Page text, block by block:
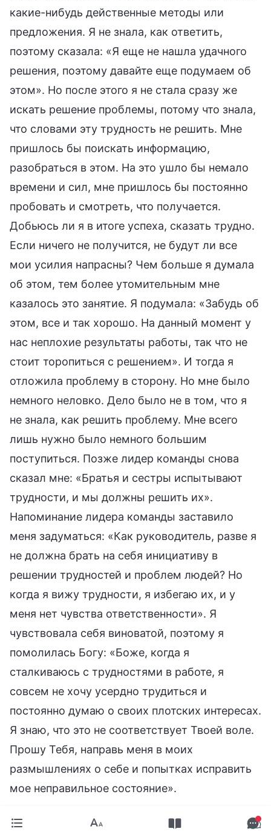
какие-нибудь действенные методы или
предложения. Я не знала, как ответить,
поэтому сказала: «Я еще не нашла удачного
решения, поэтому давайте еще подумаем об
этом». Но после этого я не стала сразу же
искать решение проблемы, потому что знала,
что словами эту трудность не решить. Мне
пришлось бы поискать информацию,
разобраться в этом. На это ушло бы немало
времени и сил, мне пришлось бы постоянно
пробовать и смотреть, что получается.
Добьюсь ли я в итоге успеха, сказать трудно.
Если ничего не получится, не будут ли все
мои усилия напрасны? Чем больше я думала
об этом, тем более утомительным мне
казалось это занятие. Я подумала: «Забудь об
этом, все и так хорошо. На данный момент у
нас неплохие результаты работы, так что не
стоит торопиться с решением». И тогда я
отложила проблему в сторону. Но мне было
немного неловко. Дело было не в том, что я
не знала, как решить проблему. Мне всего
лишь нужно было немного большим
поступиться. Позже лидер команды снова
сказал мне: «Братья и сестры испытывают
трудности, и мы должны решить их».
Напоминание лидера команды заставило
меня задуматься: «Как руководитель, разве я
не должна брать на себя инициативу в
решении трудностей и проблем людей? Но
когда я вижу трудности, я избегаю их, и у
меня нет чувства ответственности». Я
чувствовала себя виноватой, поэтому я
помолилась Богу: «Боже, когда я
сталкиваюсь с трудностями в работе, я
совсем не хочу усердно трудиться и
постоянно думаю о своих плотских интересах.
Я знаю, что это не соответствует Твоей воле.
Прошу Тебя, направь меня в моих
размышлениях о себе и попытках исправить
мое неправильное состояние».
Во время уединенной молитвы и